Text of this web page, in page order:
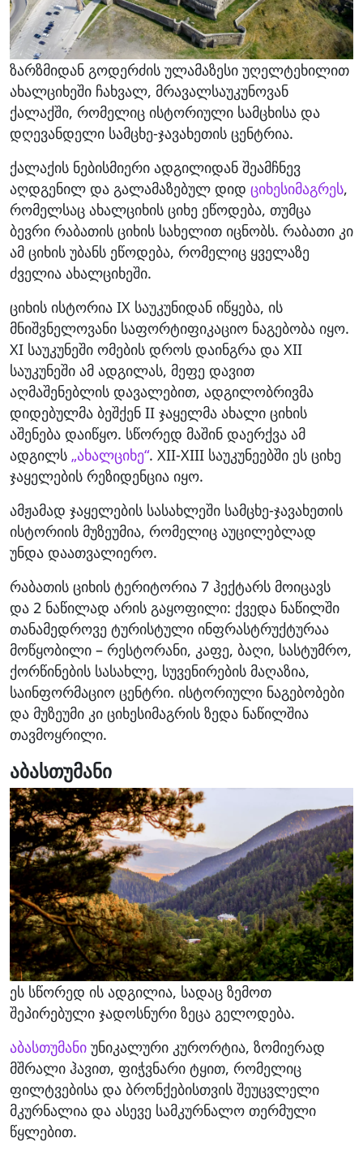
ზარზმიდან გოდერძის ულამაზესი უღელტეხილით
ახალციხეში ჩახვალ, მრავალსაუკუნოვან
ქალაქში, რომელიც ისტორიული სამცხისა და
დღევანდელი სამცხე-ჯავახეთის ცენტრია.
ქალაქის ნებისმიერი ადგილიდან შეამჩნევ
აღდგენილ და გალამაზებულ დიდ ციხესიმაგრეს,
რომელსაც ახალციხის ციხე ეწოდება, თუმცა
ბევრი რაბათის ციხის სახელით იცნობს. რაბათი კი
ამ ციხის უბანს ეწოდება, რომელიც ყველაზე
ძველია ახალციხეში.
ციხის ისტორია IX საუკუნიდან იწყება, ის
მნიშვნელოვანი საფორტიფიკაციო ნაგებობა იყო.
XI საუკუნეში ომების დროს დაინგრა და XII
საუკუნეში ამ ადგილას, მეფე დავით
აღმაშენებლის დავალებით, ადგილობრივმა
დიდებულმა ბეშქენ II ჯაყელმა ახალი ციხის
აშენება დაიწყო. სწორედ მაშინ დაერქვა ამ
ადგილს „ახალციხე“. XII-XIII საუკუნეებში ეს ციხე
ჯაყელების რეზიდენცია იყო.
ამჟამად ჯაყელების სასახლეში სამცხე-ჯავახეთის
ისტორიის მუზეუმია, რომელიც აუცილებლად
უნდა დაათვალიერო.
რაბათის ციხის ტერიტორია 7 ჰექტარს მოიცავს
და 2 ნაწილად არის გაყოფილი: ქვედა ნაწილში
თანამედროვე ტურისტული ინფრასტრუქტურაა
მოწყობილი – რესტორანი, კაფე, ბაღი, სასტუმრო,
ქორწინების სასახლე, სუვენირების მაღაზია,
საინფორმაციო ცენტრი. ისტორიული ნაგებობები
და მუზეუმი კი ციხესიმაგრის ზედა ნაწილშია
თავმოყრილი.
აბასთუმანი
ეს სწორედ ის ადგილია, სადაც ზემოთ
შეპირებული ჯადოსნური ზეცა გელოდება.
აბასთუმანი უნიკალური კურორტია, ზომიერად
მშრალი ჰავით, ფიჭვნარი ტყით, რომელიც
ფილტვებისა და ბრონქებისთვის შეუცვლელი
მკურნალია და ასევე სამკურნალო თერმული
წყლებით.